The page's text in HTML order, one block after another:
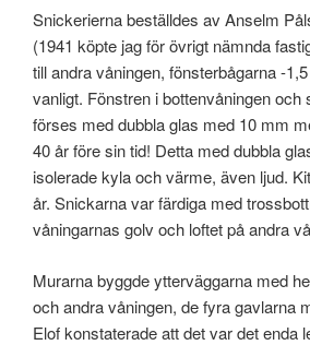
Snickerierna beställdes av Anselm
(1941 köpte jag för övrigt nämnda
till andra våningen, fönsterbågarna -
vanligt. Fönstren i bottenvåningen och
förses med dubbla glas med 10 mm
40 år före sin tid! Detta med dubbla
isolerade kyla och värme, även ljud.
år. Snickarna var färdiga med
våningarnas golv och loftet på andra
Murarna byggde ytterväggarna med
och andra våningen, de fyra gavlarna
Elof konstaterade att det var det enda